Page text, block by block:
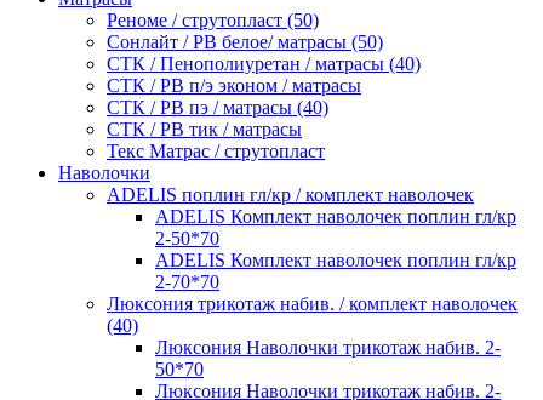
Реноме / струтопласт (50)
Сонлайт / РВ белое/ матрасы (50)
СТК / Пенополиуретан / матрасы (40)
СТК / РВ п/э эконом / матрасы
СТК / РВ пэ / матрасы (40)
СТК / РВ тик / матрасы
Текс Матрас / струтопласт
Наволочки
ADELIS поплин гл/кр / комплект наволочек
ADELIS Комплект наволочек поплин гл/кр
2-50*70
ADELIS Комплект наволочек поплин гл/кр
2-70*70
Люксония трикотаж набив. / комплект наволочек
(40)
Люксония Наволочки трикотаж набив. 2-
50*70
Люксония Наволочки трикотаж набив. 2-